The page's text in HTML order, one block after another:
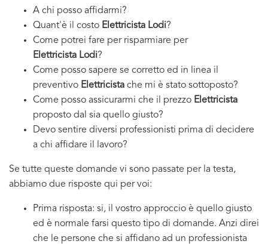
A chi posso affidarmi?
Quant'è il costo Elettricista Lodi?
Come potrei fare per risparmiare per
Elettricista Lodi?
Come posso sapere se corretto ed in linea il
preventivo Elettricista che mi è stato sottoposto?
Come posso assicurarmi che il prezzo Elettricista
proposto dal sia quello giusto?
Devo sentire diversi professionisti prima di decidere
a chi affidare il lavoro?
Se tutte queste domande vi sono passate per la testa,
abbiamo due risposte qui per voi:
Prima risposta: si, il vostro approccio è quello giusto
ed è normale farsi questo tipo di domande. Anzi direi
che le persone che si affidano ad un professionista